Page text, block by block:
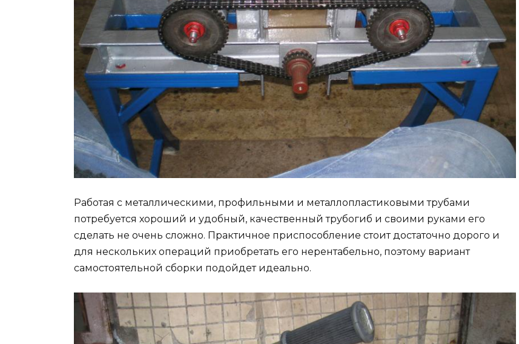
Работая с металлическими, профильными и металлопластиковыми трубами
потребуется хороший и удобный, качественный трубогиб и своими руками его
сделать не очень сложно. Практичное приспособление стоит достаточно дорого и
для нескольких операций приобретать его нерентабельно, поэтому вариант
самостоятельной сборки подойдет идеально.